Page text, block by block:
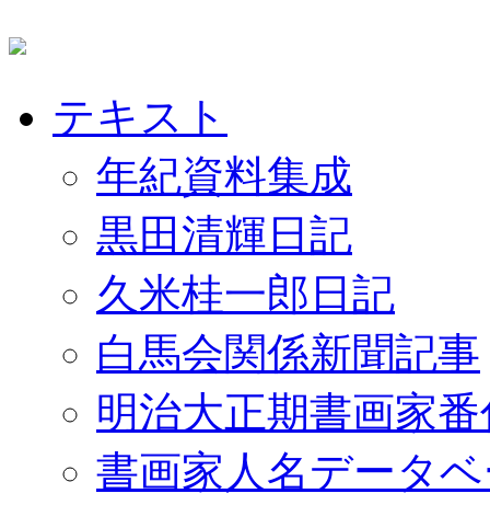
テキスト
年紀資料集成
黒田清輝日記
久米桂一郎日記
白馬会関係新聞記事
明治大正期書画家
書画家人名データ